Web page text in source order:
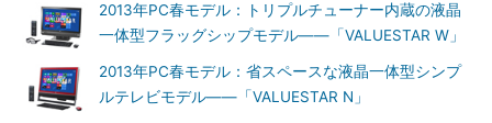
2013年PC春モデル：トリプルチューナー内蔵の液晶
一体型フラッグシップモデル――「VALUESTAR W」
2013年PC春モデル：省スペースな液晶一体型シンプ
ルテレビモデル――「VALUESTAR N」